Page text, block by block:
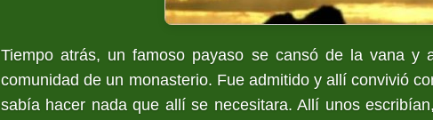
Tiempo atrás, un famoso payaso se cansó de la vana
comunidad de un monasterio. Fue admitido y allí convivió
sabía hacer nada que allí se necesitara. Allí unos